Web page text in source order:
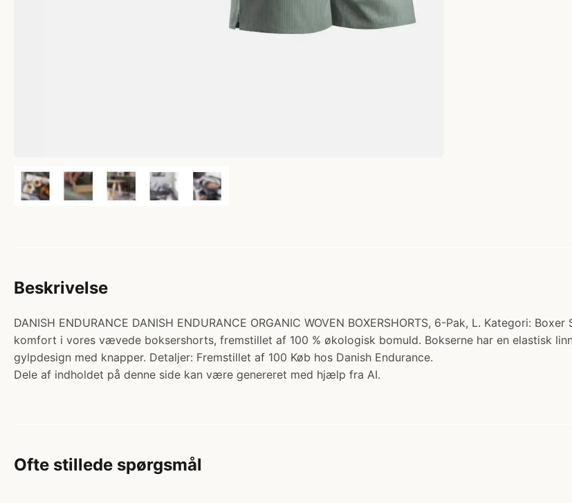
Beskrivelse
DANISH ENDURANCE DANISH ENDURANCE ORGANIC WOVEN BOXERSHORTS, 6-Pak, L. Kategori:
komfort i vores vævede boksershorts, fremstillet af 100 % økologisk bomuld. Bokserne har en elastisk
gylpdesign med knapper. Detaljer: Fremstillet af 100 Køb hos Danish Endurance.
Dele af indholdet på denne side kan være genereret med hjælp fra AI.
Ofte stillede spørgsmål